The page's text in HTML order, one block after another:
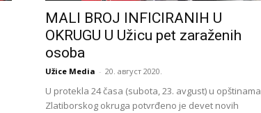
MALI BROJ INFICIRANIH U
OKRUGU U Užicu pet zaraženih
osoba
Užice Media - 20. август 2020.
U protekla 24 časa (subota, 23. avgust) u opštinama
Zlatiborskog okruga potvrđeno je devet novih